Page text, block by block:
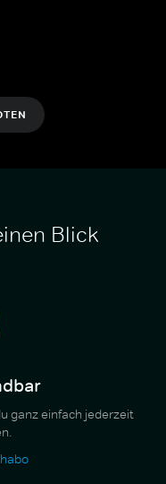
Blick
ganz einfach jederzeit